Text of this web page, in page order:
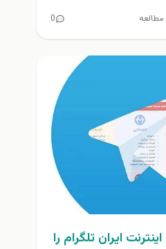
0
ایران تلگرام را